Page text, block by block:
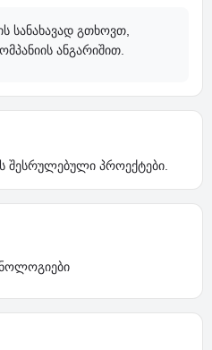
სანახავად გთხოვთ,
ანგარიშით.
შესრულებული პროექტები.